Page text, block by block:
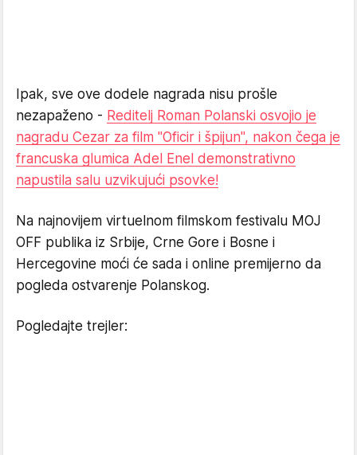
Ipak, sve ove dodele nagrada nisu prošle
nezapaženo - Reditelj Roman Polanski osvojio je
nagradu Cezar za film "Oficir i špijun", nakon čega je
francuska glumica Adel Enel demonstrativno
napustila salu uzvikujući psovke!
Na najnovijem virtuelnom filmskom festivalu MOJ
OFF publika iz Srbije, Crne Gore i Bosne i
Hercegovine moći će sada i online premijerno da
pogleda ostvarenje Polanskog.
Pogledajte trejler: